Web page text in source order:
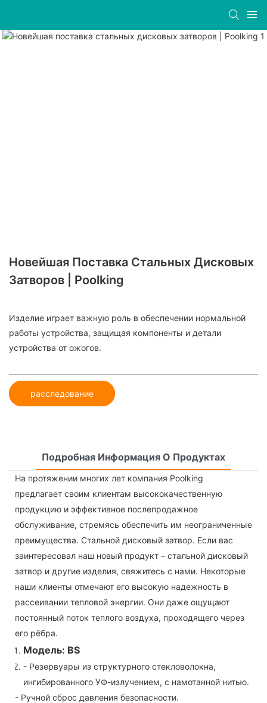
Новейшая Поставка Стальных Дисковых
Затворов | Poolking
Изделие играет важную роль в обеспечении нормальной
работы устройства, защищая компоненты и детали
устройства от ожогов.
расследование
Подробная Информация О Продуктах
На протяжении многих лет компания Poolking
предлагает своим клиентам высококачественную
продукцию и эффективное послепродажное
обслуживание, стремясь обеспечить им неограниченные
преимущества. Стальной дисковый затвор. Если вас
заинтересовал наш новый продукт – стальной дисковый
затвор и другие изделия, свяжитесь с нами. Некоторые
наши клиенты отмечают его высокую надежность в
рассеивании тепловой энергии. Они даже ощущают
постоянный поток теплого воздуха, проходящего через
его рёбра.
Модель: BS
- Резервуары из структурного стекловолокна,
ингибированного УФ-излучением, с намотанной нитью.
- Ручной сброс давления безопасности.